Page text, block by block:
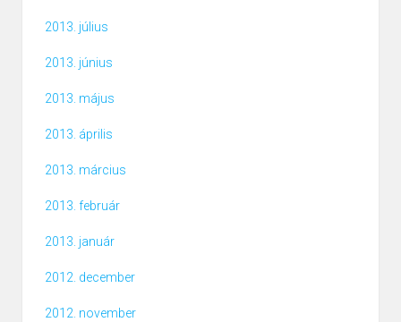
2013. július
2013. június
2013. május
2013. április
2013. március
2013. február
2013. január
2012. december
2012. november